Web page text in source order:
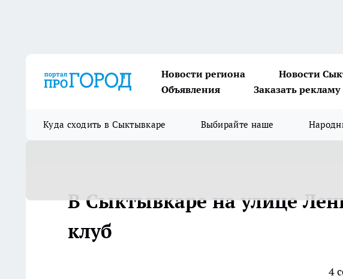
Новости региона Новости
Объявления
Заказать рекламу
Куда сходить в Сыктывкаре Выбирайте наше
В Сыктывкаре на улице
клуб
4